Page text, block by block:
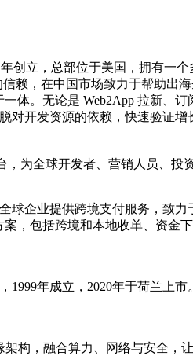
创立，总部位于美国，拥有一
赖，在中国市场致力于帮助出
体。无论是 Web2App 拉新、
对开发资源的依赖，快速验证增
为全球开发者、营销人员、投
球企业提供跨境支付服务，致
，包括跨境和本地收单、资金
1999年成立，2020年于荷兰上
构，融合算力、网络与安全，